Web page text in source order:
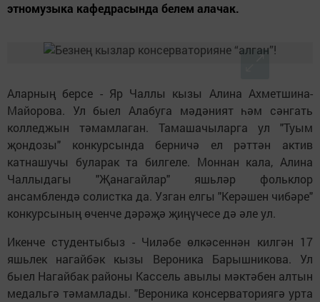
этномузыка кафедрасында белем алачак.
Аларның берсе - Яр Чаллы кызы Алина Ахметшина-
Майорова. Ул быел Алабуга мәдәният һәм сәнгать
колледжын тәмамлаган. Тамашачыларга ул "Туым
җондозы" конкурсында берничә ел рәттән актив
катнашучы буларак та билгеле. Моннан кала, Алина
Чаллыдагы "Җанагайлар" яшьләр фольклор
ансамблендә солистка да. Узган елгы "Керәшен чибәре"
конкурсының өченче дәрәҗә җиңүчесе дә әле ул.
Икенче студентыбыз - Чиләбе өлкәсеннән килгән 17
яшьлек нагайбәк кызы Вероника Барышникова. Ул
быел Нагайбак районы Кассель авылы мәктәбен алтын
медальгә тәмамлады. "Вероника консерваториягә урта